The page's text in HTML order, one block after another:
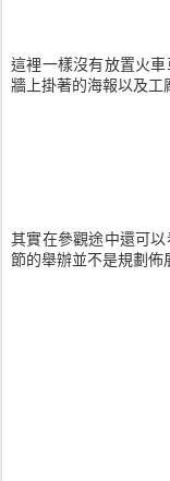
這裡一樣沒有放置火
牆上掛著的海報以及工
其實在參觀途中還可
節的舉辦並不是規劃佈